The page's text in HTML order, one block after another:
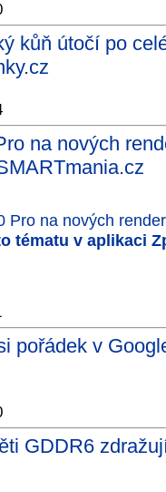
kůň útočí po
na nových
Pro na nových
tématu v aplikaci
pořádek v
GDDR6